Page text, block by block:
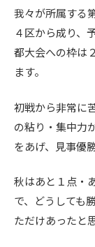
採用情報
我々が所属する
４区から成り、
都大会への枠は
ます。
初戦から非常に
の粘り・集中力
をあげ、見事優
秋はあと１点・
で、どうしても
ただけあったと